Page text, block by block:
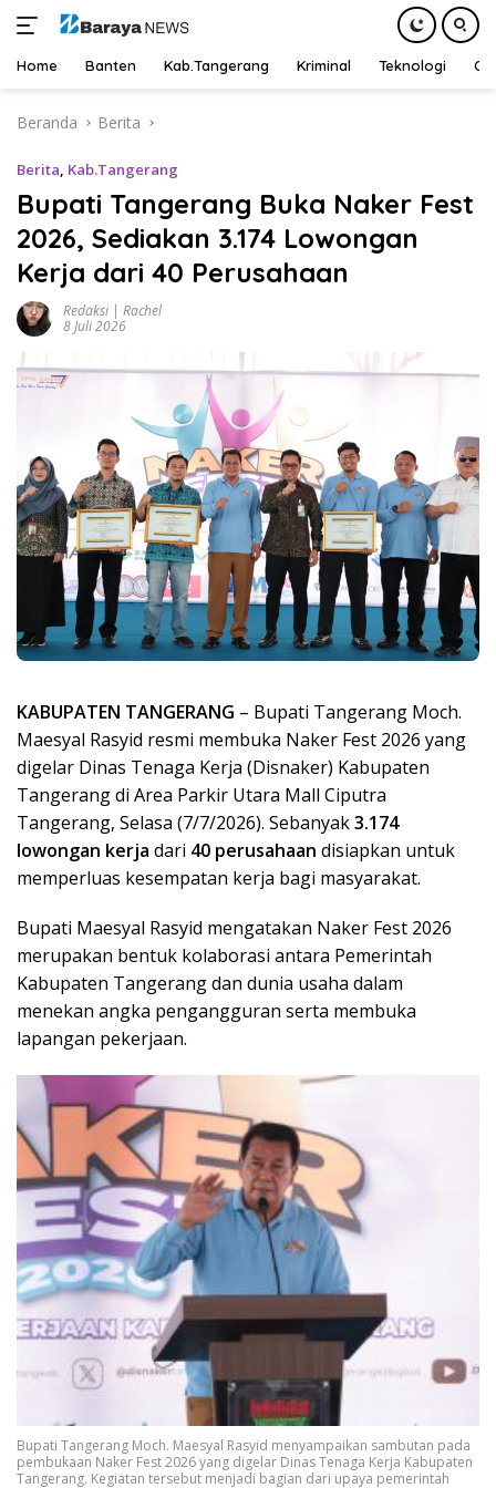
Home Banten Kab.Tangerang Kriminal Teknologi
Beranda Berita
Berita, Kab.Tangerang
Bupati Tangerang Buka Naker Fest
2026, Sediakan 3.174 Lowongan
Kerja dari 40 Perusahaan
Redaksi | Rachel
8 Juli 2026
KABUPATEN TANGERANG – Bupati Tangerang Moch.
Maesyal Rasyid resmi membuka Naker Fest 2026 yang
digelar Dinas Tenaga Kerja (Disnaker) Kabupaten
Tangerang di Area Parkir Utara Mall Ciputra
Tangerang, Selasa (7/7/2026). Sebanyak3.174
lowongan kerja dari 40 perusahaan disiapkan untuk
memperluas kesempatan kerja bagi masyarakat.
Bupati Maesyal Rasyid mengatakan Naker Fest 2026
merupakan bentuk kolaborasi antara Pemerintah
Kabupaten Tangerang dan dunia usaha dalam
menekan angka pengangguran serta membuka
lapangan pekerjaan.
Bupati Tangerang Moch. Maesyal Rasyid menyampaikan sambutan pada
pembukaan Naker Fest 2026 yang digelar Dinas Tenaga Kerja Kabupaten
Tangerang. Kegiatan tersebut menjadi bagian dari upaya pemerintah